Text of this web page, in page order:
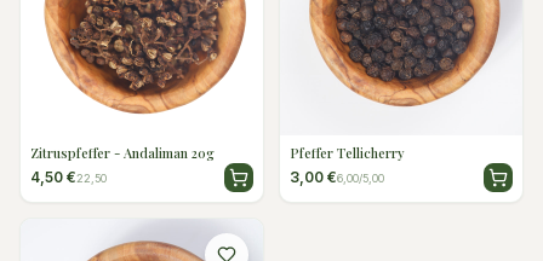
Zitruspfeffer - Andaliman 20g
4,50 €22,50
Pfeffer Tellicherry
3,00 €6,00/5,00